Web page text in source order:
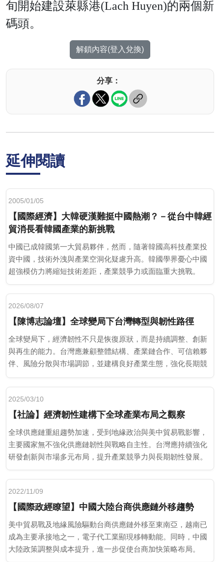
旬開始建設萊縣港(Lach Huyen)的兩個新
碼頭。
解鎖內容(登入兌換)
分享：
延伸閱讀
2005/01/05
【國際經濟】大韓硬漢難挺中國熱潮？－從台中韓經
貿消長看韓國產業的新挑戰
中國已成韓國第一大貿易夥伴，然而，隨著韓國高科技產業投
資中國，技術外洩與產業空洞化疑慮升高。韓國學界憂心中國
超強模仿力將縮短技術差距，產業競爭力或面臨重大挑戰。
2026/08/07
【陳博志論壇】全球變局下台灣轉型與韌性路徑
全球變局下，經濟韌性不只是恢復原狀，而是持續調整、創新
與再生的能力。台灣應兼顧整體結構、產業鏈合作、可信賴夥
伴、風險分散與市場調節，並建構良好產業生態，強化長期競
爭力。
2025/03/10
【社論】經濟韌性建構下全球產業布局之觀察
全球供應鏈重組趨勢加速，受到地緣政治與美中貿易戰影響，
主要國家無不強化供應鏈韌性與戰略自主性。台灣應持續強化
研發創新與市場多元布局，提升產業競爭力與長期韌性發展。
2022/11/09
【國際政經瞭望】中國大陸台商供應鏈外移趨勢
美中貿易戰及地緣風險驅動台商供應鏈外移至東南亞，越南已
成為主要承接地之一，電子代工業顯現移轉動能。同時，中國
大陸政策調整與成本提升，進一步促使台商加快策略布局。